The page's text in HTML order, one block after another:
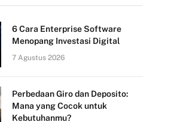
6 Cara Enterprise Software
Menopang Investasi Digital
7 Agustus 2026
Perbedaan Giro dan Deposito:
Mana yang Cocok untuk
Kebutuhanmu?